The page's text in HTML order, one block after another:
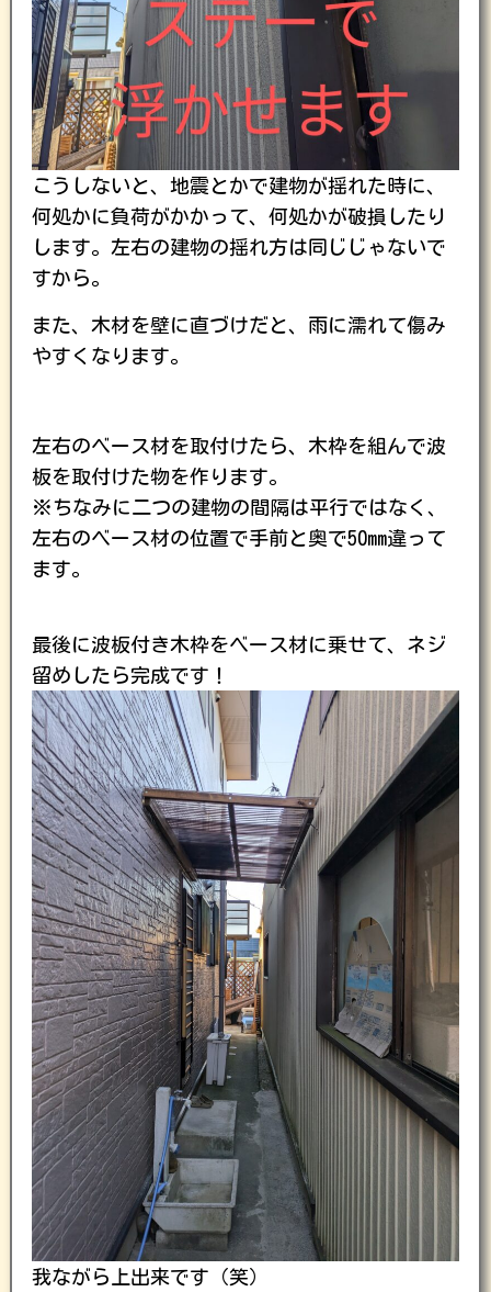
こうしないと、地震とかで建物が揺れた時に、
何処かに負荷がかかって、何処かが破損したり
します。左右の建物の揺れ方は同じじゃないで
すから。
また、木材を壁に直づけだと、雨に濡れて傷み
やすくなります。
左右のベース材を取付けたら、木枠を組んで波
板を取付けた物を作ります。
※ちなみに二つの建物の間隔は平行ではなく、
左右のベース材の位置で手前と奥で50mm違って
ます。
最後に波板付き木枠をベース材に乗せて、ネジ
留めしたら完成です！
我ながら上出来です（笑）